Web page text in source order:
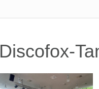
Discofox-